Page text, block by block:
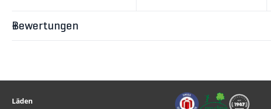
Bewertungen
Läden